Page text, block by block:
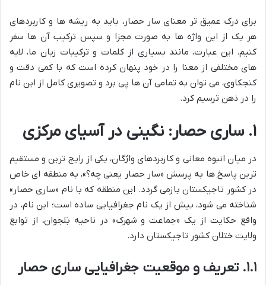
برای درک عمیق تر معنای سار حصار، باید به ریشه ها و کاربردهای
هر یک از این واژه ها به صورت مجزا و سپس ترکیب آن ها سفر
کنیم. این عبارت، مانند بسیاری از کلمات و ترکیبات زبان ما، لایه
های مختلفی از معنا را در خود پنهان کرده است که با کمی دقت و
کنجکاوی، می توان به تمامی آن ها پی برد و تصویری کامل از این نام
را در ذهن ترسیم کرد.
۱. ساری حصار: نگینی در آسیای مرکزی
در میان انبوه معانی و کاربردهای واژگان، یکی از رایج ترین و مستقیم
ترین پاسخ ها به پرسش «سار حصار یعنی چه؟»، به منطقه ای خاص
در کشور تاجیکستان بازمی گردد. این منطقه که با نام «ساری حصار»
شناخته می شود، بیش از یک نام جغرافیایی ساده است؛ این نام، در
واقع حکایت از یک «جماعت و شهرک» در ناحیه بَلجوان، از توابع
ولایت ختلان کشور تاجیکستان دارد.
۱.۱. تعریف و موقعیت جغرافیایی ساری حصار